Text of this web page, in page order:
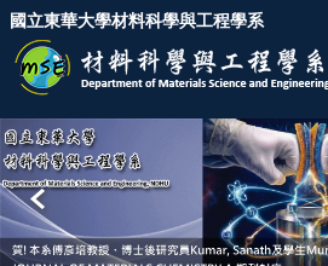
跳
到
主
要
內
容
區
國立東華大學材料科學與工程學系